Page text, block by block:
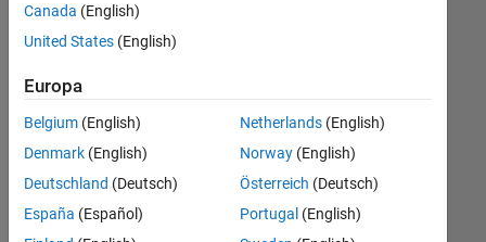
keine
offenen
Stellen,
Ihren
Suchkriterien
entsprechen.
können
die
Suchkriterien
Canada (English)
United States (English)
Europa
Belgium (English)
Denmark (English)
Deutschland (Deutsch)
España (Español)
Netherlands(English)
Norway(English)
Österreich (Deutsch)
Portugal (English)